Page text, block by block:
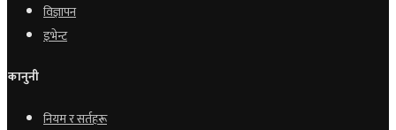
विज्ञापन
इभेन्ट
कानुनी
नियम र सर्तहरू